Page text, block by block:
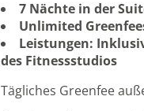
7 Nächte in der
Unlimited
Leistungen:
des Fitnessstudios
Tägliches Greenfee